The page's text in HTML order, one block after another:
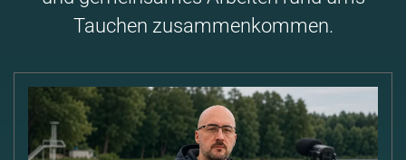
Tauchen zusammenkommen.